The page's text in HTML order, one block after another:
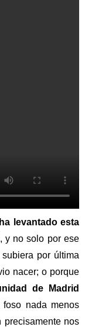
levantado esta
y no solo por ese
por última
nacer; o porque
de Madrid
nada menos
nos